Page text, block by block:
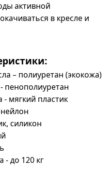
активной
в кресле и
– полиуретан (экокожа)
пенополиуретан
мягкий пластик
силикон
- до 120 кг